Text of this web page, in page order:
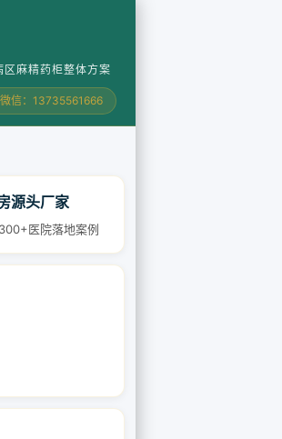
麻精药柜整体方案
信：13735561666
源头厂家
医院落地案例